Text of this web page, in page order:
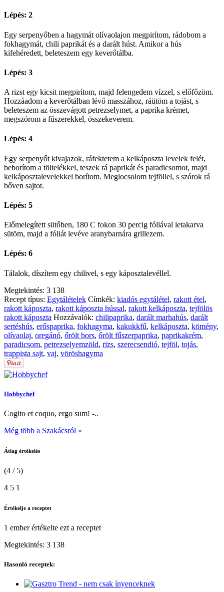
Lépés: 2
Egy serpenyőben a hagymát olívaolajon megpirítom, rádobom a
fokhagymát, chili paprikát és a darált húst. Amikor a hús
kifehéredett, beleteszem egy keverőtálba.
Lépés: 3
A rizst egy kicsit megpirítom, majd felengedem vízzel, s előfőzöm.
Hozzáadom a keverőtálban lévő masszához, ráütöm a tojást, s
beleteszem az összevágott petrezselymet, a paprika krémet,
megszórom a fűszerekkel, összekeverem.
Lépés: 4
Egy serpenyőt kivajazok, ráfektetem a kelkáposzta levelek felét,
beborítom a töltelékkel, teszek rá paprikát és paradicsomot, majd
kelkáposztalevelekkel borítom. Meglocsolom tejföllel, s szórok rá
bőven sajtot.
Lépés: 5
Előmelegített sütőben, 180 C fokon 30 percig fóliával letakarva
sütöm, majd a fóliát levéve aranybarnára grillezem.
Lépés: 6
Tálalok, díszítem egy chilivel, s egy káposztalevéllel.
Megtekintés: 3 138
Recept típus: Egytálételek Címkék: kiadós egytálétel, rakott étel,
rakott káposzta, rakott káposzta hússal, rakott kelkáposzta, tejfölös
rakott káposzta Hozzávalók: chilipaprika, darált marhahús, darált
sertéshús, erőspaprika, fokhagyma, kakukkfű, kelkáposzta, kömény,
olívaolaj, oregánó, őrölt bors, őrölt fűszerpaprika, paprikakrém,
paradicsom, petrezselyemzöld, rizs, szerecsendió, tejföl, tojás,
trappista sajt, vaj, vöröshagyma
Hobbychef
Cogito et coquo, ergo sum! -..
Még több a Szakácsról »
Átlag értékelés
(4 / 5)
4 5 1
Értékelje a receptet
1 emberértékelte ezt a receptet
Megtekintés: 3 138
Hasonló receptek: